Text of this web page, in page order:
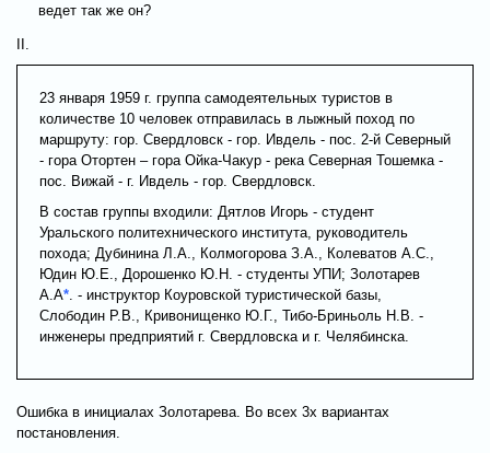
ведет так же он?
23 января 1959 г. группа самодеятельных туристов в
количестве 10 человек отправилась в лыжный поход по
маршруту: гор. Свердловск - гор. Ивдель - пос. 2-й Северный
- гора Отортен – гора Ойка-Чакур - река Северная Тошемка -
пос. Вижай - г. Ивдель - гор. Свердловск.
В состав группы входили: Дятлов Игорь - студент
Уральского политехнического института, руководитель
похода; Дубинина Л.А., Колмогорова З.А., Колеватов А.С.,
Юдин Ю.Е., Дорошенко Ю.Н. - студенты УПИ; Золотарев
А.А* . - инструктор Коуровской туристической базы,
Слободин Р.В., Кривонищенко Ю.Г., Тибо-Бриньоль Н.В. -
инженеры предприятий г. Свердловска и г. Челябинска.
Ошибка в инициалах Золотарева. Во всех 3х вариантах
постановления.